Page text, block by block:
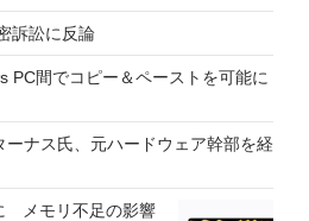
訴訟に反論
PC間でコピー＆ペーストを可能に
ナス氏、元ハードウェア幹部を経
メモリ不足の影響